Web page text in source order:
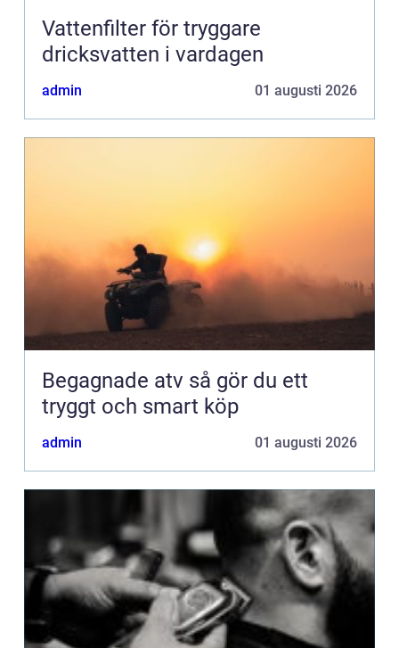
Vattenfilter för tryggare
dricksvatten i vardagen
admin 01 augusti 2026
Begagnade atv så gör du ett
tryggt och smart köp
admin 01 augusti 2026